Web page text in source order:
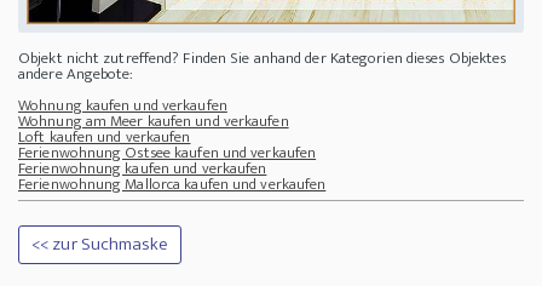
Objekt nicht zutreffend? Finden Sie anhand der Kategorien dieses Objektes
andere Angebote:
Wohnung kaufen und verkaufen
Wohnung am Meer kaufen und verkaufen
Loft kaufen und verkaufen
Ferienwohnung Ostsee kaufen und verkaufen
Ferienwohnung kaufen und verkaufen
Ferienwohnung Mallorca kaufen und verkaufen
<< zur Suchmaske